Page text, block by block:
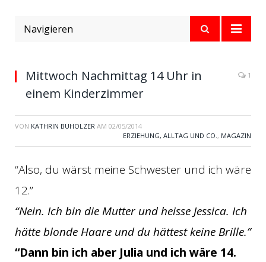
Navigieren
Mittwoch Nachmittag 14 Uhr in
einem Kinderzimmer
1
VON KATHRIN BUHOLZER AM 02/05/2014
ERZIEHUNG, ALLTAG UND CO., MAGAZIN
“Also, du wärst meine Schwester und ich wäre
12.”
“Nein. Ich bin die Mutter und heisse Jessica. Ich
hätte blonde Haare und du hättest keine Brille.”
“Dann bin ich aber Julia und ich wäre 14.